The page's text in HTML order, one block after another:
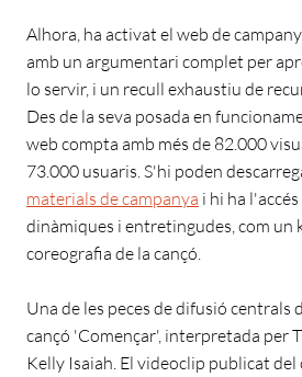
Alhora, ha activat el web de
amb un argumentari complet per
lo servir, i un recull exhaustiu de
Des de la seva posada en
web compta amb més de 82.000
73.000 usuaris. S'hi poden
materials de campanya i hi ha
dinàmiques i entretingudes, com un
coreografia de la cançó.
Una de les peces de difusió centrals
cançó 'Començar', interpretada per
Kelly Isaiah. El videoclip publicat